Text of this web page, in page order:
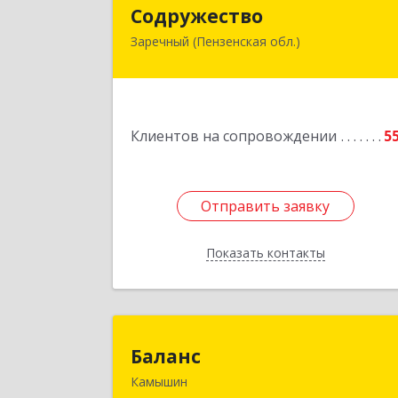
Содружество
Заречный (Пензенская обл.)
Клиентов на сопровождении
Отправить заявку
Показать контакты
442962, Пензенская обл, Заречный г,
Отправить заявку
Назад
Баланс
Камышин
403876, Волгоградская обл, г.о. город